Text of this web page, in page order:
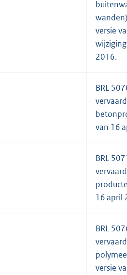
versie
2016.
BRL
van 16
BRL
16 april
BRL
versie